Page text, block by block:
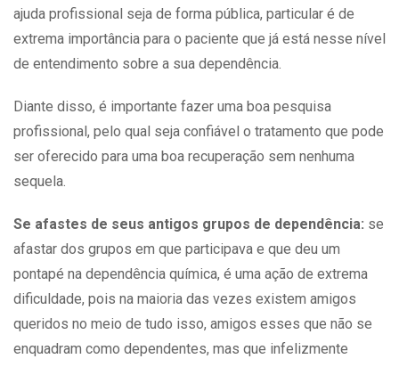
ajuda profissional seja de forma pública, particular é de
extrema importância para o paciente que já está nesse nível
de entendimento sobre a sua dependência.
Diante disso, é importante fazer uma boa pesquisa
profissional, pelo qual seja confiável o tratamento que pode
ser oferecido para uma boa recuperação sem nenhuma
sequela.
Se afastes de seus antigos grupos de dependência: se
afastar dos grupos em que participava e que deu um
pontapé na dependência química, é uma ação de extrema
dificuldade, pois na maioria das vezes existem amigos
queridos no meio de tudo isso, amigos esses que não se
enquadram como dependentes, mas que infelizmente